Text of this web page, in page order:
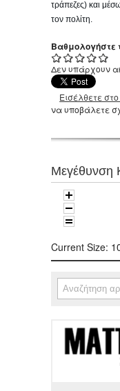
τράπεζες) και
τον πολίτη.
Βαθμολογήστε
Δεν υπάρχουν
Εισέλθετε
να υποβάλετε
Μεγέθυνση
Current Size:
Φόρμα
Αναζήτηση